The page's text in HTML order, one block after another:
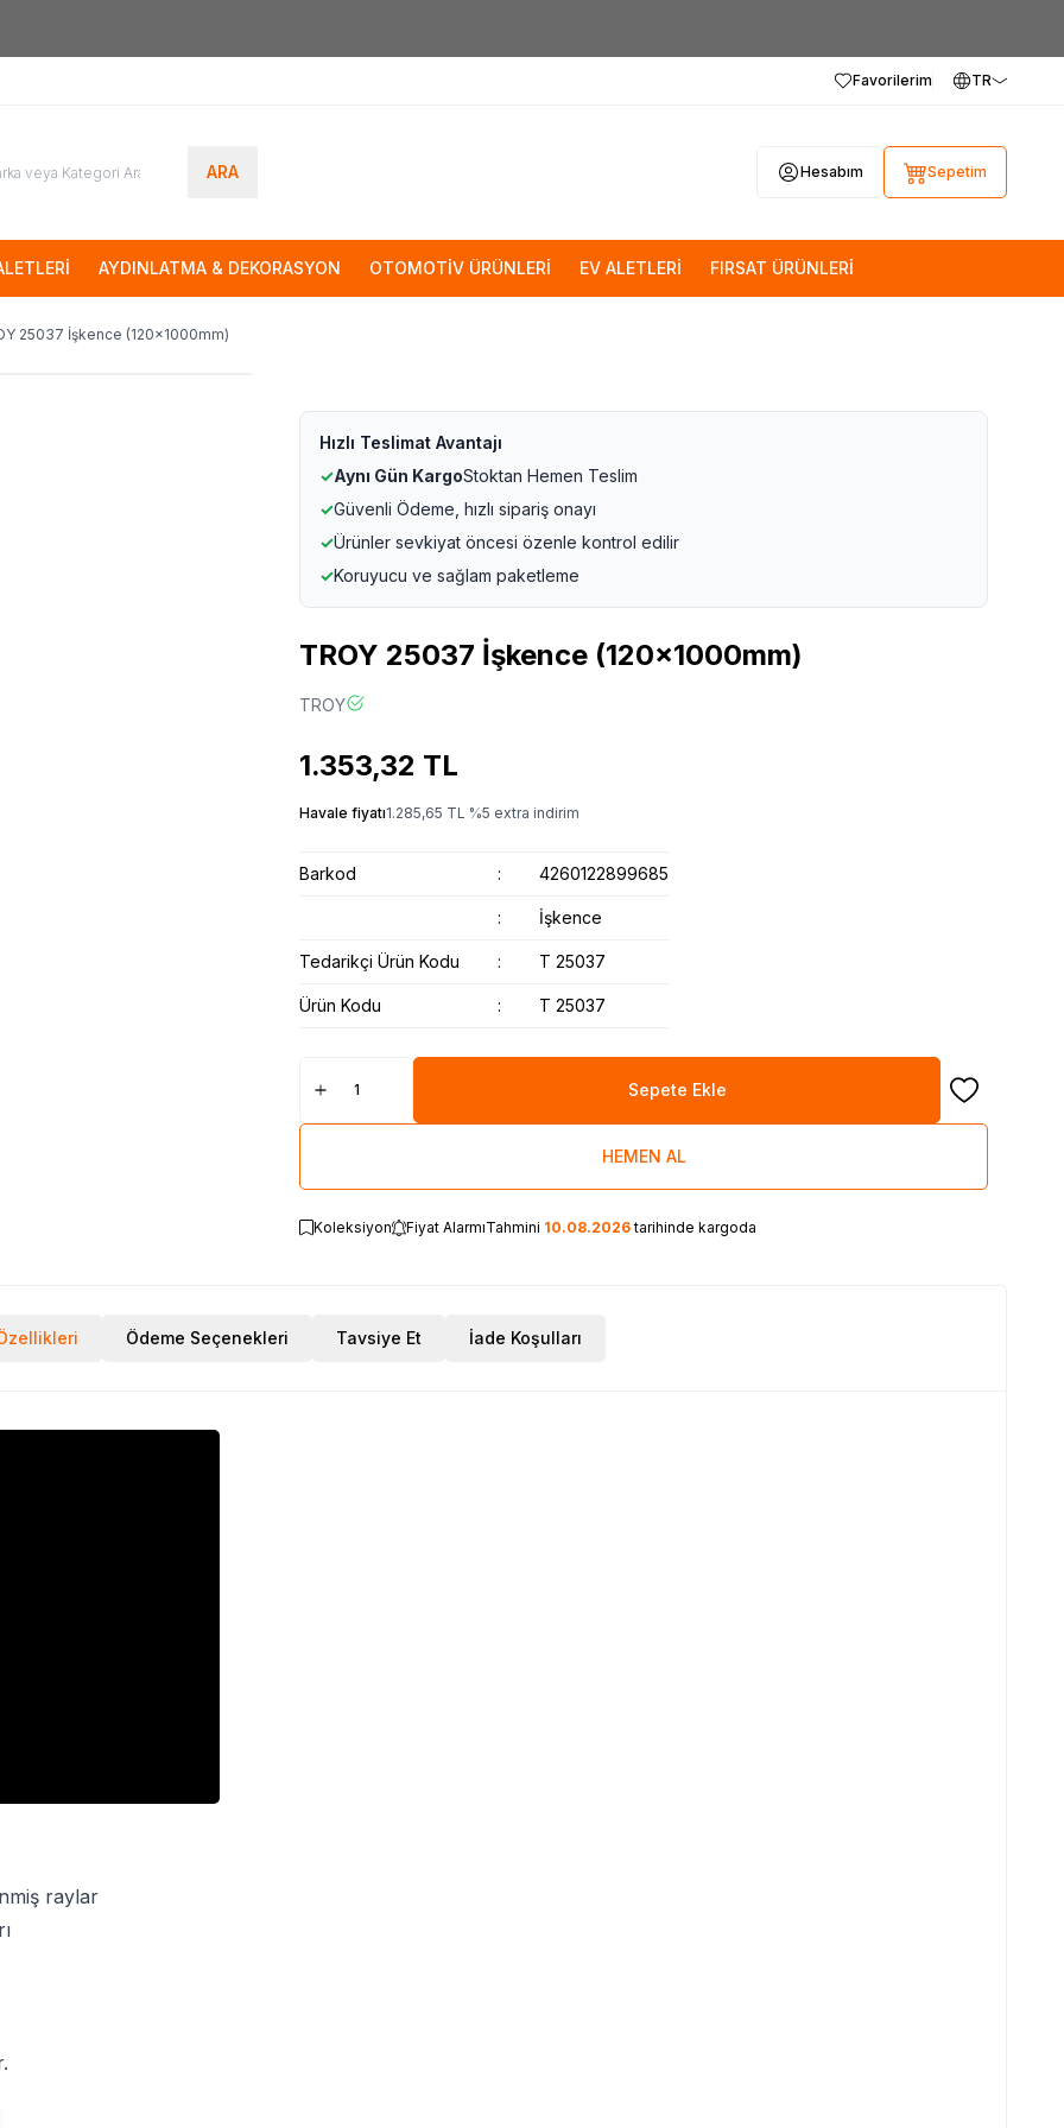
Favorilerim TR
ARA Hesabım Sepetim
AYDINLATMA & DEKORASYON OTOMOTİV ÜRÜNLERİ EV ALETLERİ FIRSAT ÜRÜNLERİ
25037 İşkence (120x1000mm)
Hızlı Teslimat Avantajı
✓Aynı Gün KargoStoktan Hemen Teslim
✓Güvenli Ödeme, hızlı sipariş onayı
✓Ürünler sevkiyat öncesi özenle kontrol edilir
✓Koruyucu ve sağlam paketleme
TROY 25037 İşkence (120x1000mm)
TROY
1.353,32 TL
Havale fiyatı1.285,65 TL %5 extra indirim
Barkod : 4260122899685
: İşkence
Tedarikçi Ürün Kodu : T 25037
Ürün Kodu : T 25037
Sepete Ekle Favoriye Ekle
HEMEN AL
Koleksiyon Fiyat AlarmıTahmini 10.08.2026tarihinde kargoda
Ödeme Seçenekleri Tavsiye Et İade Koşulları
raylar